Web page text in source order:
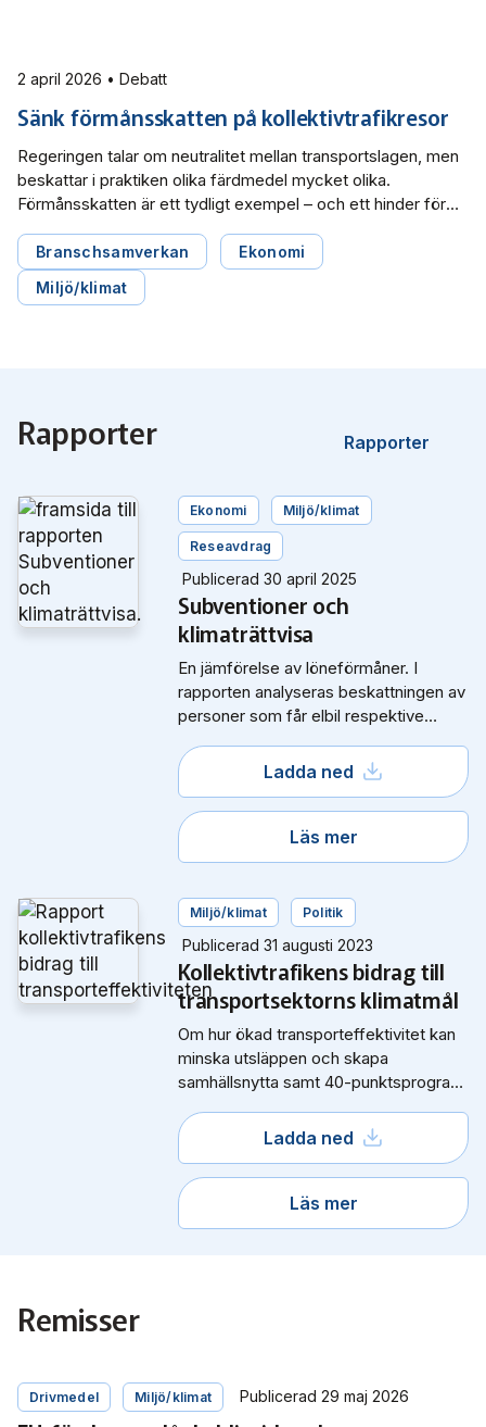
2 april 2026 • Debatt
Sänk förmånsskatten på kollektivtrafikresor
Regeringen talar om neutralitet mellan transportslagen, men
beskattar i praktiken olika färdmedel mycket olika.
Förmånsskatten är ett tydligt exempel – och ett hinder för
dags att göra villkoren rättvisa, skriver Svensk Kollektivtrafik,
Tågföretagen och Sveriges Bussföretag i en debattartikel i
Dagens Samhälle.
Branschsamverkan
Ekonomi
Miljö/klimat
Rapporter
Rapporter
Ekonomi Miljö/klimat
Reseavdrag
Publicerad 30 april 2025
Subventioner och
klimaträttvisa
En jämförelse av löneförmåner. I
rapporten analyseras beskattningen av
personer som får elbil respektive
det får på utsläppen av växthusgaser
och fördelningen i samhället.
Ladda ned
Läs mer
Miljö/klimat Politik
Publicerad 31 augusti 2023
Kollektivtrafikens bidrag till
transportsektorns klimatmål
Om hur ökad transporteffektivitet kan
minska utsläppen och skapa
samhällsnytta samt 40-punktsprogram
Ladda ned
Läs mer
Remisser
Drivmedel Miljö/klimat Publicerad 29 maj 2026